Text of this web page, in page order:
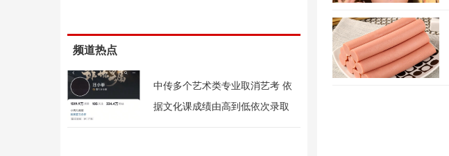
频道热点
中传多个艺术类专业取消艺考 依
据文化课成绩由高到低依次录取